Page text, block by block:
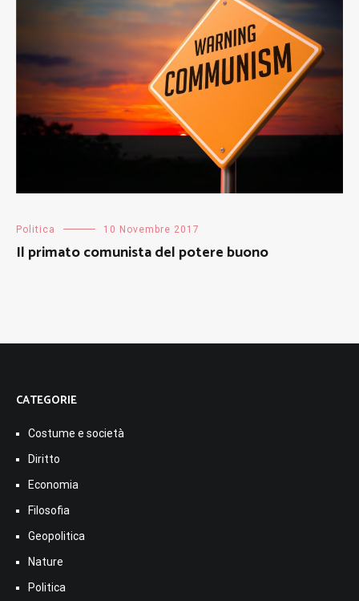
Politica 10 Novembre 2017
Il primato comunista del potere buono
CATEGORIE
Costume e società
Diritto
Economia
Filosofia
Geopolitica
Nature
Politica